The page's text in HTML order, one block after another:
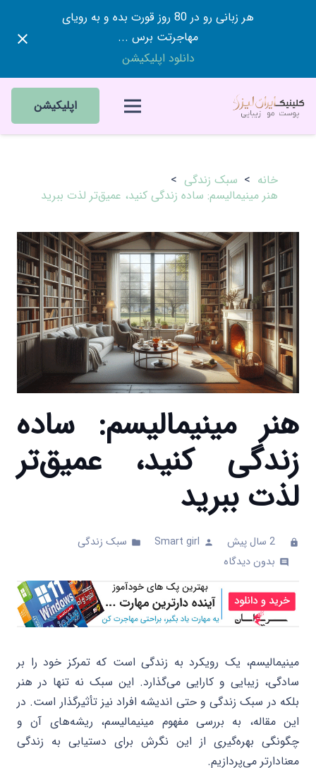
هر زبانی رو در 80 روز قورت بده و به رویای
مهاجرتت برس ...
دانلود اپلیکیشن
اپلیکیشن
خانه > سبک زندگی >
هنر مینیمالیسم: ساده زندگی کنید، عمیق‌تر لذت ببرید
هنر مینیمالیسم: ساده
زندگی کنید، عمیق‌تر
لذت ببرید
clock 2 سال پیش person
Smart girl
folder سبک زندگی
comments بدون دیدگاه
مینیمالیسم، یک رویکرد به زندگی است که تمرکز خود را بر
سادگی، زیبایی و کارایی می‌گذارد. این سبک نه تنها در هنر
بلکه در سبک زندگی و حتی اندیشه افراد نیز تأثیرگذار است. در
این مقاله، به بررسی مفهوم مینیمالیسم، ریشه‌های آن و
چگونگی بهره‌گیری از این نگرش برای دستیابی به زندگی
معنادارتر می‌پردازیم.